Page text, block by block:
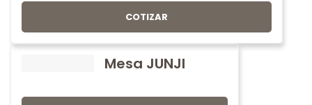
COTIZAR
Mesa JUNJI